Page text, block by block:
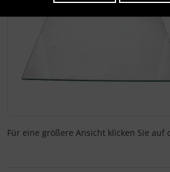
Für eine größere Ansicht klicken Sie auf